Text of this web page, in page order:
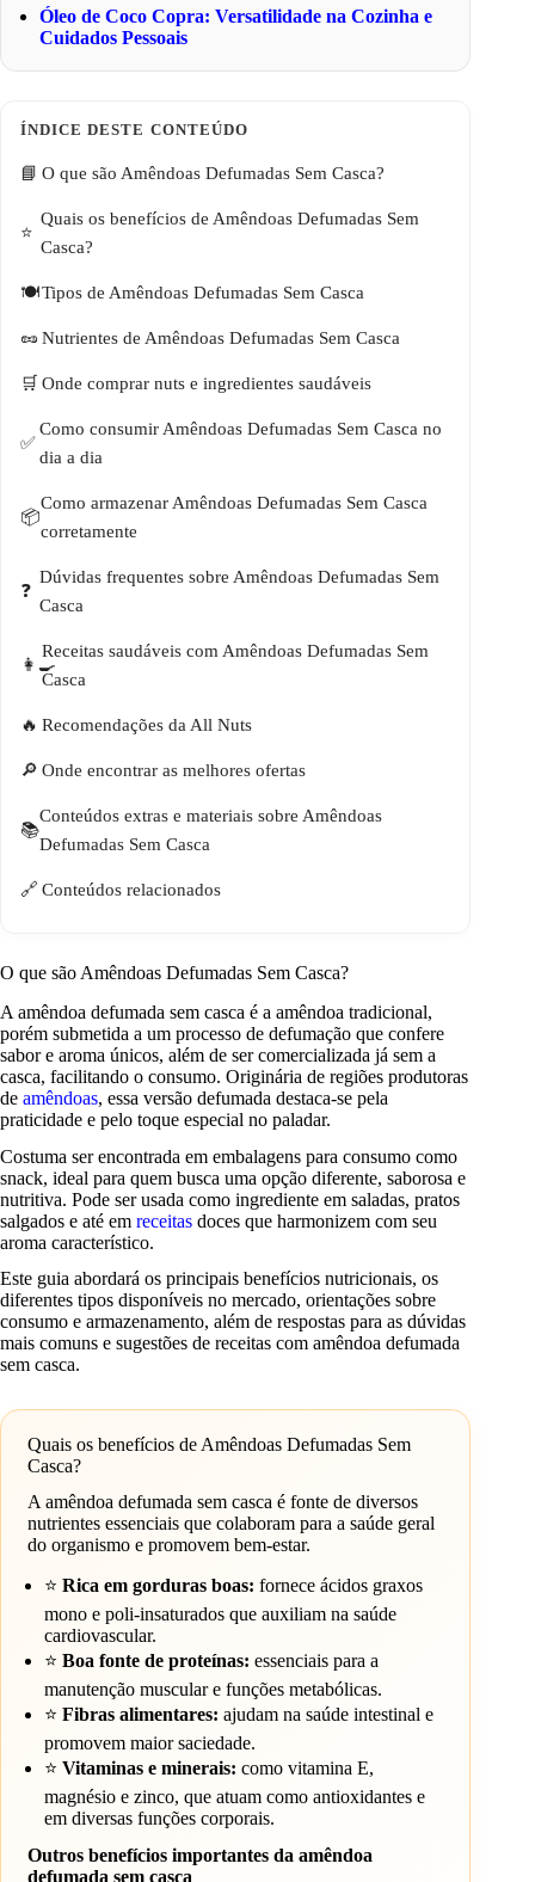
Óleo de Coco Copra: Versatilidade na Cozinha e
Cuidados Pessoais
O que são Amêndoas Defumadas Sem Casca?
Quais os benefícios de Amêndoas Defumadas Sem
Casca?
Tipos de Amêndoas Defumadas Sem Casca
Nutrientes de Amêndoas Defumadas Sem Casca
Onde comprar nuts e ingredientes saudáveis
Como consumir Amêndoas Defumadas Sem Casca no
dia a dia
Como armazenar Amêndoas Defumadas Sem Casca
corretamente
Dúvidas frequentes sobre Amêndoas Defumadas Sem
Casca
Receitas saudáveis com Amêndoas Defumadas Sem
Casca
Recomendações da All Nuts
Onde encontrar as melhores ofertas
Conteúdos extras e materiais sobre Amêndoas
Defumadas Sem Casca
Conteúdos relacionados
O que são Amêndoas Defumadas Sem Casca?
A amêndoa defumada sem casca é a amêndoa tradicional,
porém submetida a um processo de defumação que confere
sabor e aroma únicos, além de ser comercializada já sem a
casca, facilitando o consumo. Originária de regiões produtoras
de amêndoas, essa versão defumada destaca-se pela
praticidade e pelo toque especial no paladar.
Costuma ser encontrada em embalagens para consumo como
snack, ideal para quem busca uma opção diferente, saborosa e
nutritiva. Pode ser usada como ingrediente em saladas, pratos
salgados e até em receitas doces que harmonizem com seu
aroma característico.
Este guia abordará os principais benefícios nutricionais, os
diferentes tipos disponíveis no mercado, orientações sobre
consumo e armazenamento, além de respostas para as dúvidas
mais comuns e sugestões de receitas com amêndoa defumada
sem casca.
Quais os benefícios de Amêndoas Defumadas Sem
Casca?
A amêndoa defumada sem casca é fonte de diversos
nutrientes essenciais que colaboram para a saúde geral
do organismo e promovem bem-estar.
⭐Rica em gorduras boas: fornece ácidos graxos
mono e poli-insaturados que auxiliam na saúde
cardiovascular.
⭐Boa fonte de proteínas: essenciais para a
manutenção muscular e funções metabólicas.
⭐Fibras alimentares: ajudam na saúde intestinal e
promovem maior saciedade.
⭐Vitaminas e minerais: como vitamina E,
magnésio e zinco, que atuam como antioxidantes e
em diversas funções corporais.
Outros benefícios importantes da amêndoa
defumada sem casca